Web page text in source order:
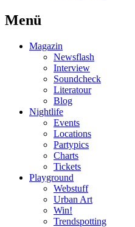
Menü
Magazin
Newsflash
Interview
Soundcheck
Literatour
Blog
Nightlife
Events
Locations
Partypics
Charts
Tickets
Playground
Webstuff
Urban Art
Win!
Trendspotting